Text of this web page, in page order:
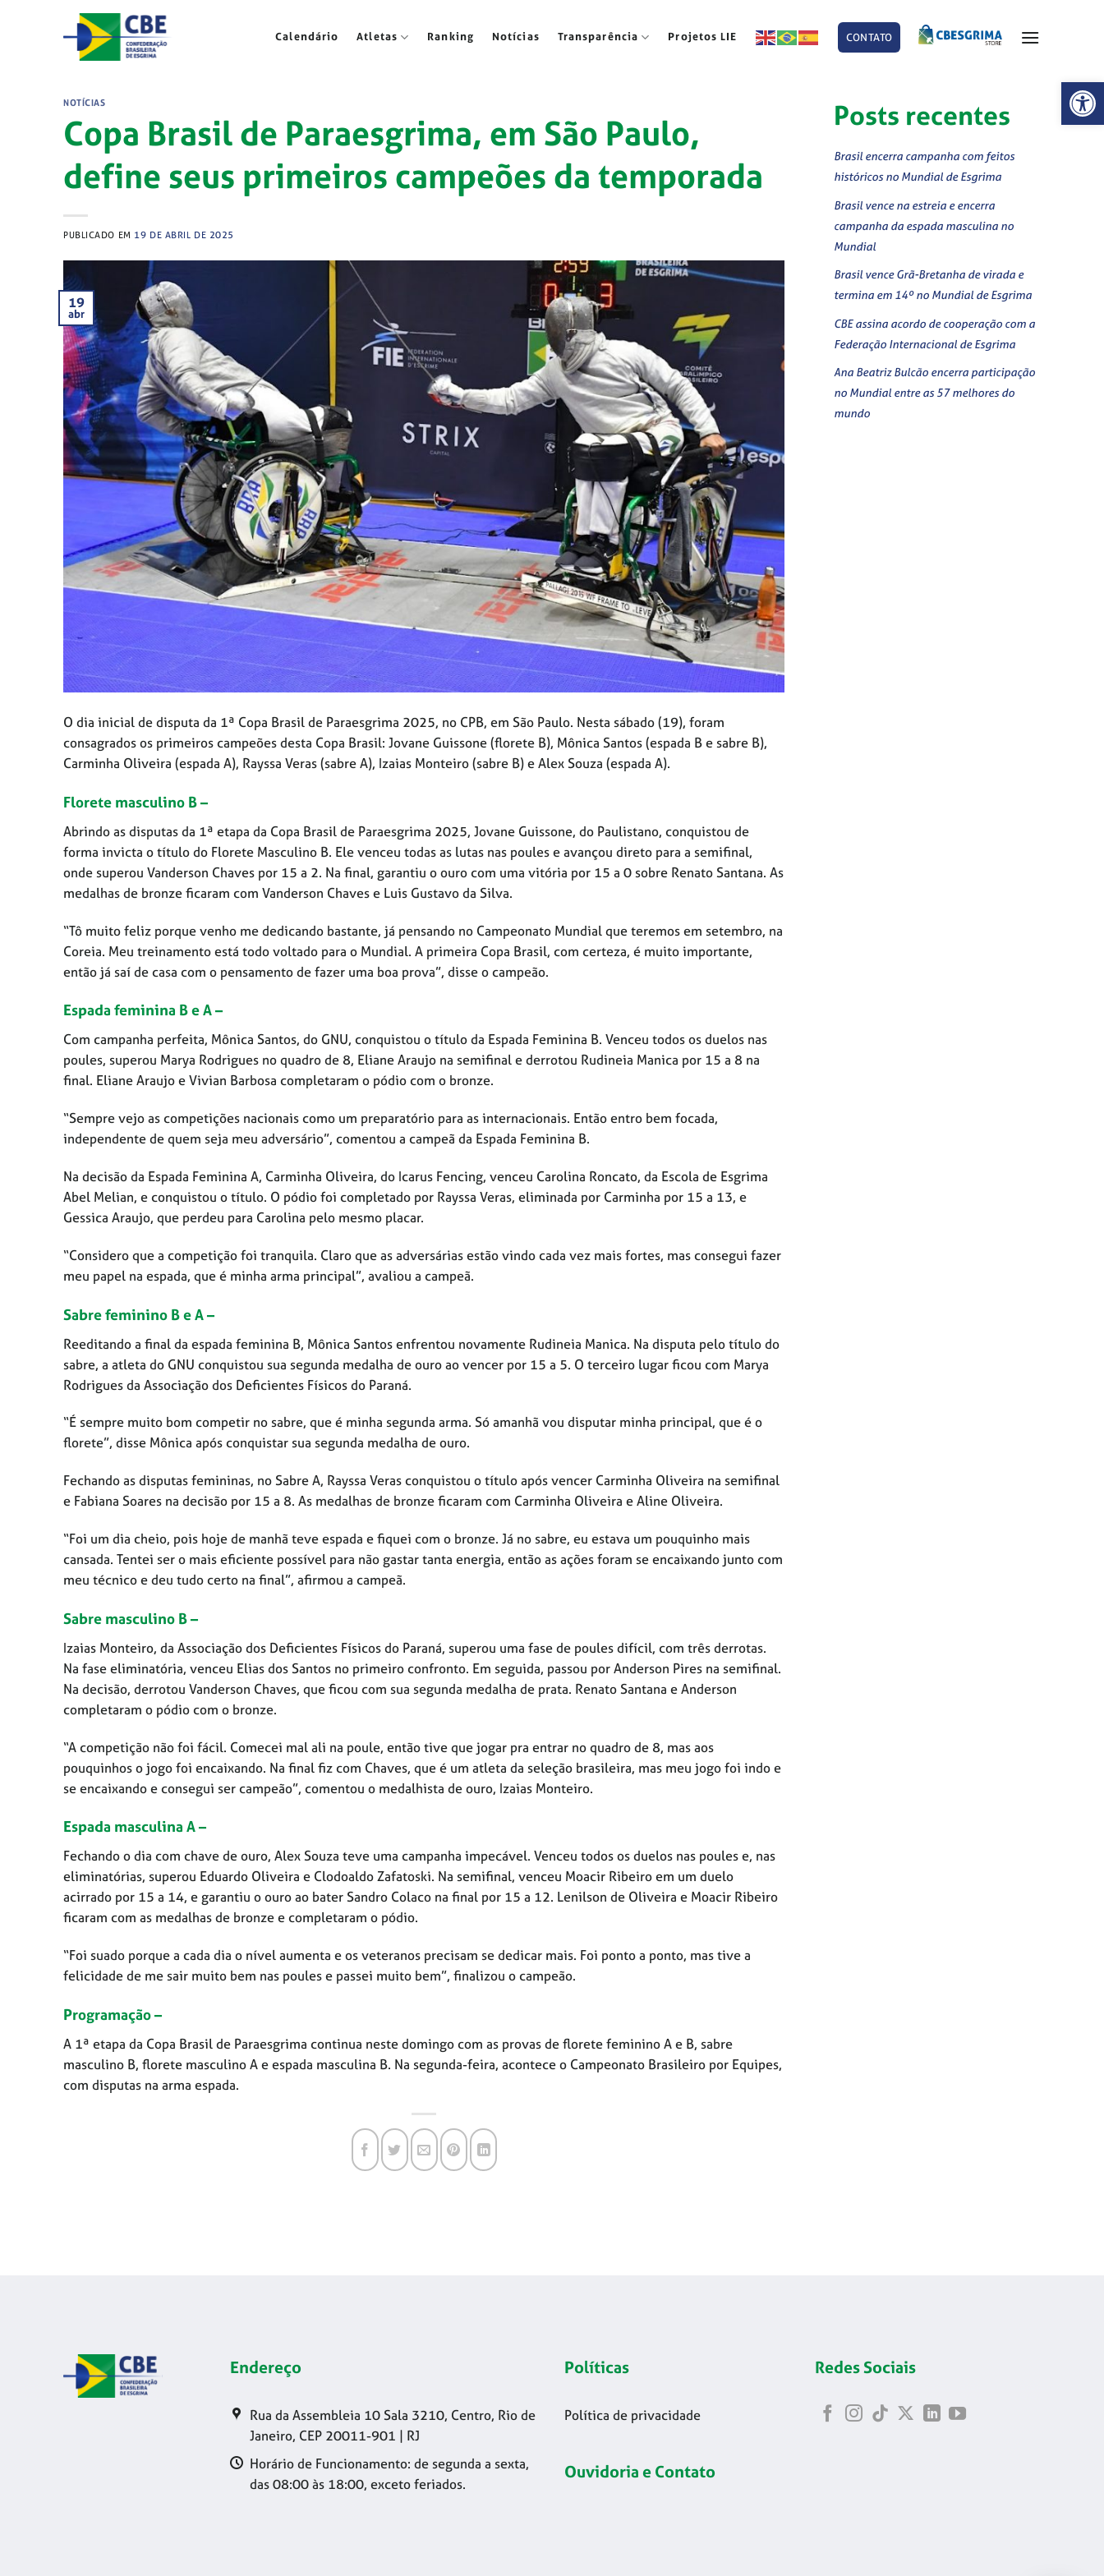
Abrir
Calendário Atletas Ranking Notícias Transparência Projetos LIE CONTATO
NOTÍCIAS
Copa Brasil de Paraesgrima, em São Paulo,
define seus primeiros campeões da temporada
PUBLICADO EM 19 DE ABRIL DE 2025
19
abr
O dia inicial de disputa da 1ª Copa Brasil de Paraesgrima 2025, no CPB, em São Paulo. Nesta sábado (19), foram
consagrados os primeiros campeões desta Copa Brasil: Jovane Guissone (florete B), Mônica Santos (espada B e sabre B),
Carminha Oliveira (espada A), Rayssa Veras (sabre A), Izaias Monteiro (sabre B) e Alex Souza (espada A).
Florete masculino B –
Abrindo as disputas da 1ª etapa da Copa Brasil de Paraesgrima 2025, Jovane Guissone, do Paulistano, conquistou de
forma invicta o título do Florete Masculino B. Ele venceu todas as lutas nas poules e avançou direto para a semifinal,
onde superou Vanderson Chaves por 15 a 2. Na final, garantiu o ouro com uma vitória por 15 a 0 sobre Renato Santana. As
medalhas de bronze ficaram com Vanderson Chaves e Luis Gustavo da Silva.
“Tô muito feliz porque venho me dedicando bastante, já pensando no Campeonato Mundial que teremos em setembro, na
Coreia. Meu treinamento está todo voltado para o Mundial. A primeira Copa Brasil, com certeza, é muito importante,
então já saí de casa com o pensamento de fazer uma boa prova”, disse o campeão.
Espada feminina B e A –
Com campanha perfeita, Mônica Santos, do GNU, conquistou o título da Espada Feminina B. Venceu todos os duelos nas
poules, superou Marya Rodrigues no quadro de 8, Eliane Araujo na semifinal e derrotou Rudineia Manica por 15 a 8 na
final. Eliane Araujo e Vivian Barbosa completaram o pódio com o bronze.
“Sempre vejo as competições nacionais como um preparatório para as internacionais. Então entro bem focada,
independente de quem seja meu adversário”, comentou a campeã da Espada Feminina B.
Na decisão da Espada Feminina A, Carminha Oliveira, do Icarus Fencing, venceu Carolina Roncato, da Escola de Esgrima
Abel Melian, e conquistou o título. O pódio foi completado por Rayssa Veras, eliminada por Carminha por 15 a 13, e
Gessica Araujo, que perdeu para Carolina pelo mesmo placar.
“Considero que a competição foi tranquila. Claro que as adversárias estão vindo cada vez mais fortes, mas consegui fazer
meu papel na espada, que é minha arma principal”, avaliou a campeã.
Sabre feminino B e A –
Reeditando a final da espada feminina B, Mônica Santos enfrentou novamente Rudineia Manica. Na disputa pelo título do
sabre, a atleta do GNU conquistou sua segunda medalha de ouro ao vencer por 15 a 5. O terceiro lugar ficou com Marya
Rodrigues da Associação dos Deficientes Físicos do Paraná.
“É sempre muito bom competir no sabre, que é minha segunda arma. Só amanhã vou disputar minha principal, que é o
florete”, disse Mônica após conquistar sua segunda medalha de ouro.
Fechando as disputas femininas, no Sabre A, Rayssa Veras conquistou o título após vencer Carminha Oliveira na semifinal
e Fabiana Soares na decisão por 15 a 8. As medalhas de bronze ficaram com Carminha Oliveira e Aline Oliveira.
“Foi um dia cheio, pois hoje de manhã teve espada e fiquei com o bronze. Já no sabre, eu estava um pouquinho mais
cansada. Tentei ser o mais eficiente possível para não gastar tanta energia, então as ações foram se encaixando junto com
meu técnico e deu tudo certo na final”, afirmou a campeã.
Sabre masculino B –
Izaias Monteiro, da Associação dos Deficientes Físicos do Paraná, superou uma fase de poules difícil, com três derrotas.
Na fase eliminatória, venceu Elias dos Santos no primeiro confronto. Em seguida, passou por Anderson Pires na semifinal.
Na decisão, derrotou Vanderson Chaves, que ficou com sua segunda medalha de prata. Renato Santana e Anderson
completaram o pódio com o bronze.
“A competição não foi fácil. Comecei mal ali na poule, então tive que jogar pra entrar no quadro de 8, mas aos
pouquinhos o jogo foi encaixando. Na final fiz com Chaves, que é um atleta da seleção brasileira, mas meu jogo foi indo e
se encaixando e consegui ser campeão”, comentou o medalhista de ouro, Izaias Monteiro.
Espada masculina A –
Fechando o dia com chave de ouro, Alex Souza teve uma campanha impecável. Venceu todos os duelos nas poules e, nas
eliminatórias, superou Eduardo Oliveira e Clodoaldo Zafatoski. Na semifinal, venceu Moacir Ribeiro em um duelo
acirrado por 15 a 14, e garantiu o ouro ao bater Sandro Colaco na final por 15 a 12. Lenilson de Oliveira e Moacir Ribeiro
ficaram com as medalhas de bronze e completaram o pódio.
“Foi suado porque a cada dia o nível aumenta e os veteranos precisam se dedicar mais. Foi ponto a ponto, mas tive a
felicidade de me sair muito bem nas poules e passei muito bem”, finalizou o campeão.
Programação –
A 1ª etapa da Copa Brasil de Paraesgrima continua neste domingo com as provas de florete feminino A e B, sabre
masculino B, florete masculino A e espada masculina B. Na segunda-feira, acontece o Campeonato Brasileiro por Equipes,
com disputas na arma espada.
Posts recentes
Brasil encerra campanha com feitos
históricos no Mundial de Esgrima
Brasil vence na estreia e encerra
campanha da espada masculina no
Mundial
Brasil vence Grã-Bretanha de virada e
termina em 14º no Mundial de Esgrima
CBE assina acordo de cooperação com a
Federação Internacional de Esgrima
Ana Beatriz Bulcão encerra participação
no Mundial entre as 57 melhores do
mundo
Endereço
Rua da Assembleia 10 Sala 3210, Centro, Rio de
Janeiro, CEP 20011-901 | RJ
Horário de Funcionamento: de segunda a sexta,
das 08:00 às 18:00, exceto feriados.
Políticas
Política de privacidade
Ouvidoria e Contato
Redes Sociais